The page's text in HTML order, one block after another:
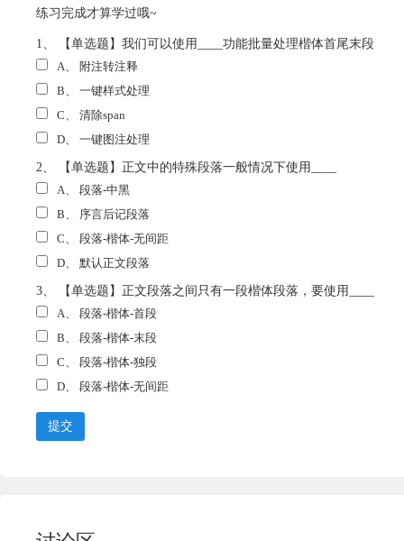
练习完成才算学过哦~
1、 【单选题】我们可以使用____功能批量处理楷体首尾末段
A、 附注转注释
B、 一键样式处理
C、 清除span
D、 一键图注处理
2、 【单选题】正文中的特殊段落一般情况下使用____
A、 段落-中黑
B、 序言后记段落
C、 段落-楷体-无间距
D、 默认正文段落
3、 【单选题】正文段落之间只有一段楷体段落，要使用____
A、 段落-楷体-首段
B、 段落-楷体-末段
C、 段落-楷体-独段
D、 段落-楷体-无间距
提交